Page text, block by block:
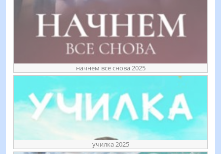
начнем все снова 2025
училка 2025